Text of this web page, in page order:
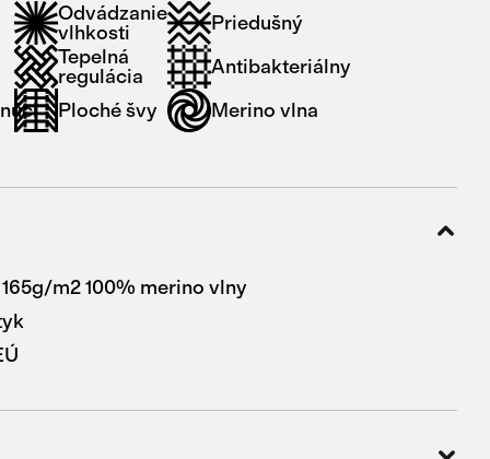
Odvádzanie
vlhkosti
Priedušný
Tepelná
regulácia
Antibakteriálny
Ploché švy Merino vlna
m2 100% merino vlny